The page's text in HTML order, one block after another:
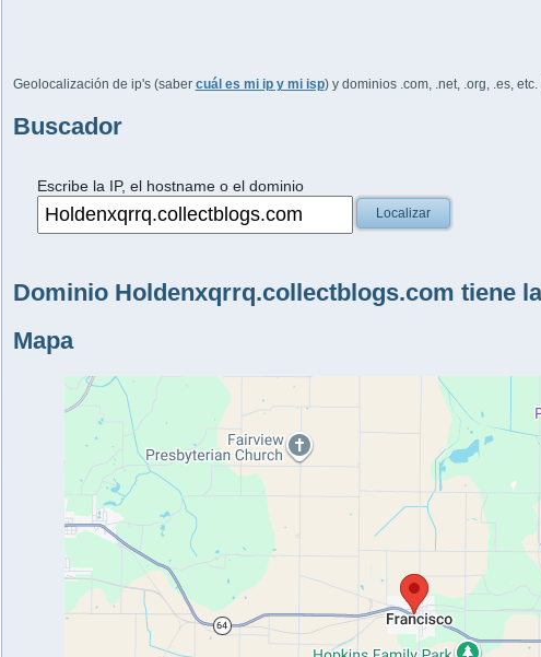
Geolocalización de ip's (saber cuál es mi ip y mi isp) y dominios .com, .net, .org, .es,
Buscador
Escribe la IP, el hostname o el dominio
Localizar
Dominio Holdenxqrrq.collectblogs.com tiene la
Mapa